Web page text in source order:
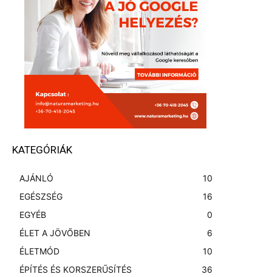
KATEGÓRIÁK
AJÁNLÓ
10
EGÉSZSÉG
16
EGYÉB
0
ÉLET A JÖVŐBEN
6
ÉLETMÓD
10
ÉPÍTÉS ÉS KORSZERŰSÍTÉS
36